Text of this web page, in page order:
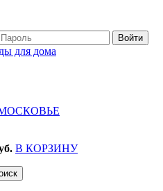
В КОРЗИНУ